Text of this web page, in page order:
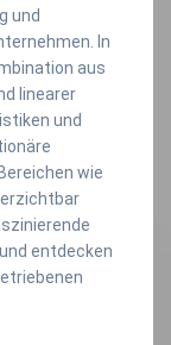
und
In
aus
linearer
und
wie
entdecken